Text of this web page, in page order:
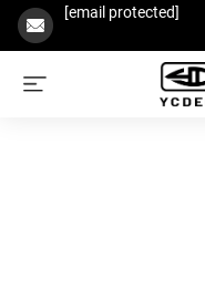
[email protected]